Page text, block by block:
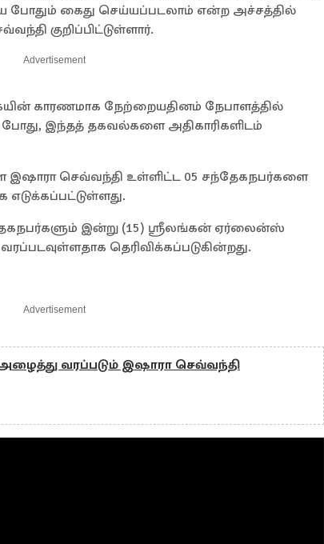
கைது செய்யப்படலாம் என்ற அச்சத்தில்
குறிப்பிட்டுள்ளார்.
Advertisement
காரணமாக நேற்றையதினம் நேபாளத்தில்
இந்தத் தகவல்களை அதிகாரிகளிடம்
இஷாரா செவ்வந்தி உள்ளிட்ட 05 சந்தேகநபர்களை
இன்று (15) ஸ்ரீலங்கன் ஏர்லைன்ஸ்
தெரிவிக்கப்படுகின்றது.
Advertisement
அழைத்து வரப்படும் இஷாரா செவ்வந்தி